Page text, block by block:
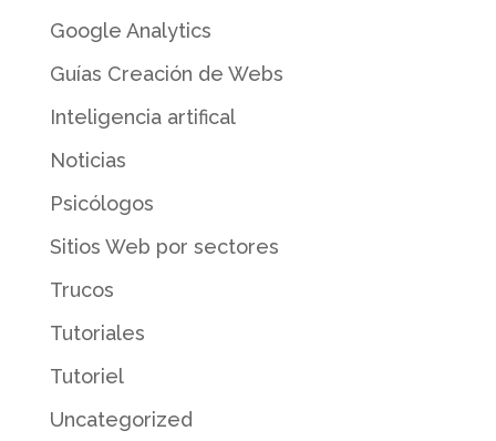
Google Analytics
Guías Creación de Webs
Inteligencia artifical
Noticias
Psicólogos
Sitios Web por sectores
Trucos
Tutoriales
Tutoriel
Uncategorized